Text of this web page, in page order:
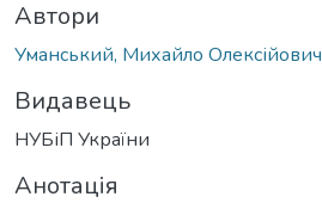
Автори
Уманський, Михайло Олексійович
Видавець
НУБіП України
Анотація